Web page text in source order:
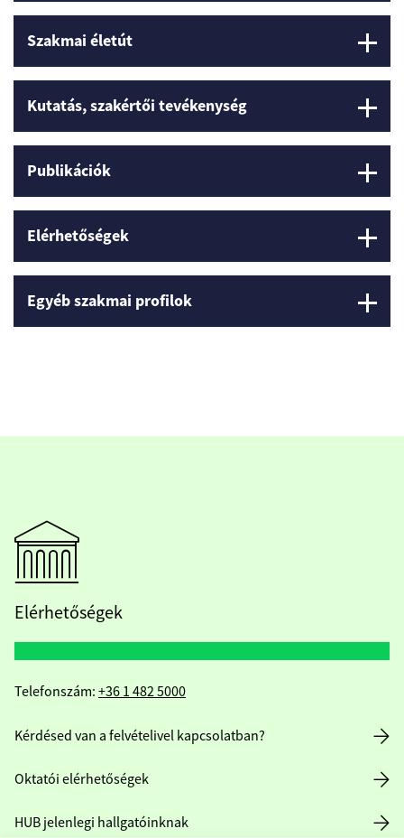
Szakmai életút
Kutatás, szakértői tevékenység
Publikációk
Elérhetőségek
Egyéb szakmai profilok
Elérhetőségek
Telefonszám: +36 1 482 5000
Kérdésed van a felvételivel kapcsolatban?
Oktatói elérhetőségek
HUB jelenlegi hallgatóinknak